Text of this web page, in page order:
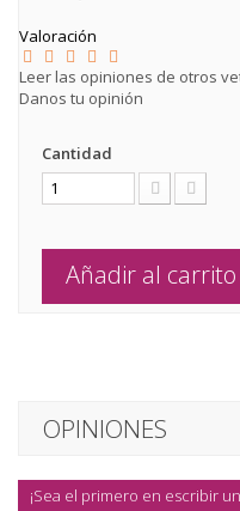
Valoración
Leer las opiniones de otros
Danos tu opinión
Cantidad
Añadir al carrito
OPINIONES
¡Sea el primero en escribir